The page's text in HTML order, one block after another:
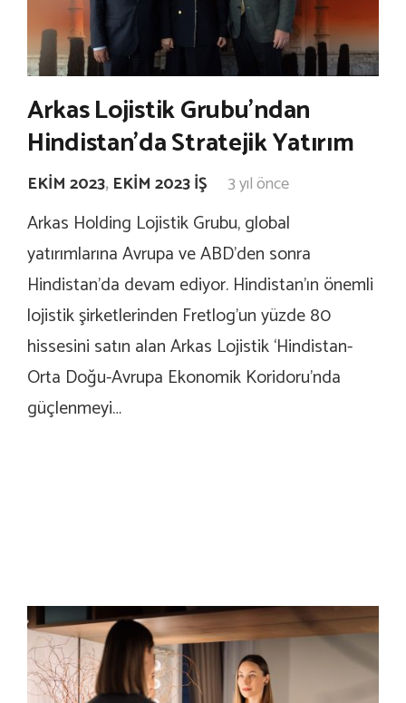
Arkas Lojistik Grubu’ndan
Hindistan’da Stratejik Yatırım
EKIM 2023, EKIM 2023 İŞ 3 yıl önce
Arkas Holding Lojistik Grubu, global
yatırımlarına Avrupa ve ABD’den sonra
Hindistan’da devam ediyor. Hindistan’ın önemli
lojistik şirketlerinden Fretlog’un yüzde 80
hissesini satın alan Arkas Lojistik ‘Hindistan-
Orta Doğu-Avrupa Ekonomik Koridoru’nda
güçlenmeyi…